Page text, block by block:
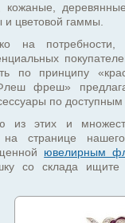
кожаные,
цветовой гаммы.
на
по принципу
фреш»
по
из этих и
странице нашего
ювелирным
со склада